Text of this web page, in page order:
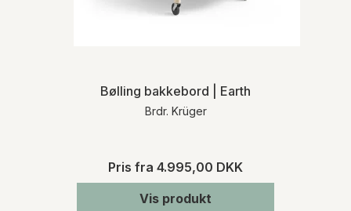
Bølling bakkebord | Earth
Brdr. Krüger
Pris fra 4.995,00 DKK
Vis produkt